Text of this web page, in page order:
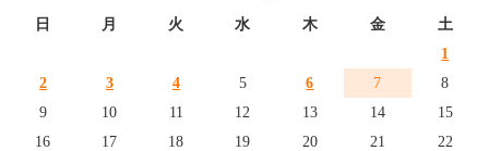
日 月 火 水 木 金
土
1
2
3 4 5 6 7
8
9
10 11 12 13 14
15
16
17 18 19 20 21 22